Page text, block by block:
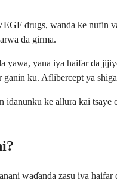
drugs, wanda ke nufin
da girma.
yana iya haifar da
ku. Aflibercept ya
ke allura kai
waɗanda zasu iya